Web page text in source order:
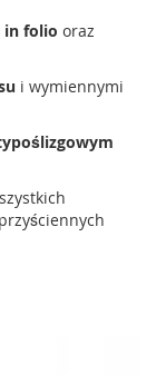
in folio oraz
i wymiennymi